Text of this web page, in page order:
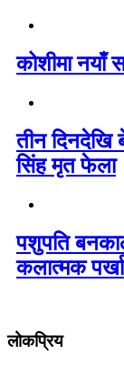
कोशीमा नयाँ
तीन दिनदेखि
सिंह मृत फेला
पशुपति
कलात्मक
लोकप्रिय